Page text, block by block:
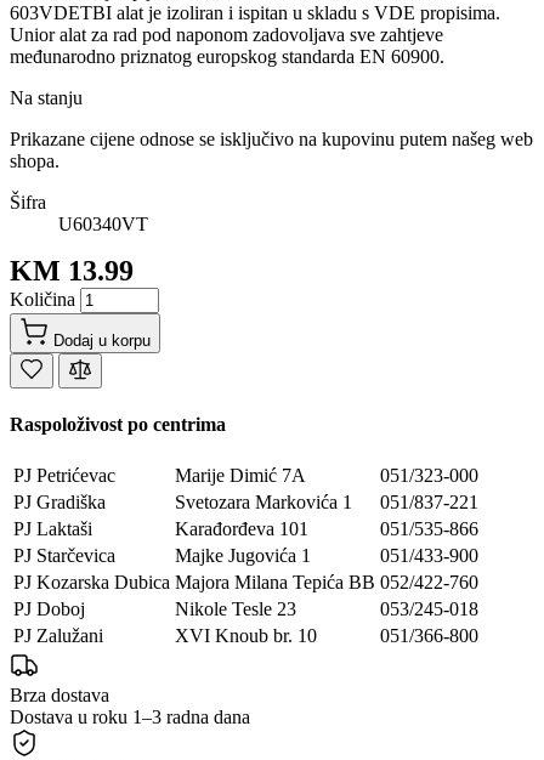
603VDETBI alat je izoliran i ispitan u skladu s VDE propisima.
Unior alat za rad pod naponom zadovoljava sve zahtjeve
međunarodno priznatog europskog standarda EN 60900.
Na stanju
Prikazane cijene odnose se isključivo na kupovinu putem našeg web
shopa.
Šifra
U60340VT
KM 13.99
Količina
Dodaj u korpu
Raspoloživost po centrima
PJ Petrićevac Marije Dimić 7A
051/323-000
PJ Gradiška
Svetozara Markovića 1
051/837-221
PJ Laktaši
Karađorđeva 101
051/535-866
PJ Starčevica
Majke Jugovića 1
051/433-900
PJ Kozarska Dubica Majora Milana Tepića BB 052/422-760
PJ Doboj
Nikole Tesle 23
053/245-018
PJ Zalužani
XVI Knoub br. 10 051/366-800
Brza dostava
Dostava u roku 1–3 radna dana